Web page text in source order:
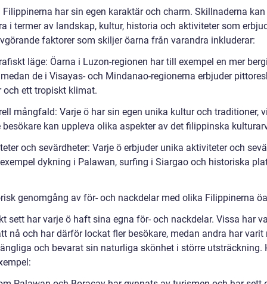
Filippinerna har sin egen karaktär och charm. Skillnaderna
i termer av landskap, kultur, historia och aktiviteter som
faktorer som skiljer öarna från varandra inkluderar:
läge: Öarna i Luzon-regionen har till exempel en mer
de i Visayas- och Mindanao-regionerna erbjuder
och ett tropiskt klimat.
mångfald: Varje ö har sin egen unika kultur och traditioner,
besökare kan uppleva olika aspekter av det filippinska
och sevärdheter: Varje ö erbjuder unika aktiviteter och
dykning i Palawan, surfing i Siargao och historiska
genomgång av för- och nackdelar med olika Filippinerna
sett har varje ö haft sina egna för- och nackdelar. Vissa har
nå och har därför lockat fler besökare, medan andra har varit
och bevarat sin naturliga skönhet i större utsträckning.